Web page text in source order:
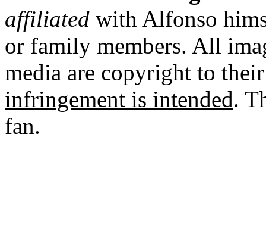
affiliated with Alfonso
or family members. All
media are copyright to
infringement is intended.
fan.